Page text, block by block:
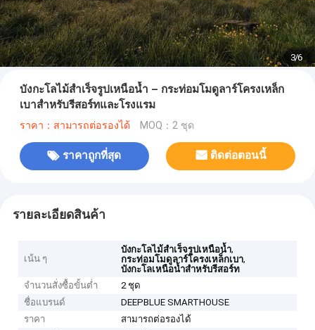
3/6
บังกะโลไม้สำเร็จรูปเหนือน้ำ – กระท่อมโมดูลาร์โครงเหล็ก
เบาสำหรับรีสอร์ทและโรงแรม
ราคา：สามารถต่อรองได้ MOQ：2 ชุด
ราคาถูกที่สุด ติดต่อตอนนี้
รายละเอียดสินค้า
เน้น ๆ
บังกะโลไม้สำเร็จรูปเหนือน้ำ,
กระท่อมโมดูลาร์โครงเหล็กเบา,
บังกะโลเหนือน้ำสำหรับรีสอร์ท
จำนวนสั่งซื้อขั้นต่ำ
2 ชุด
ชื่อแบรนด์
DEEPBLUE SMARTHOUSE
ราคา
สามารถต่อรองได้